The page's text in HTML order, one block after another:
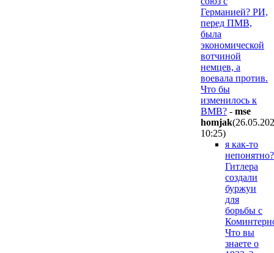
Германией? РИ,
перед ПМВ,
была
экономической
вотчиной
немцев, а
воевала против.
Что бы
изменилось к
ВМВ? - mse
homjak
10:25)
я как-то
непонятно?
Гитлера
создали
буржуи
для
борьбы с
Что вы
знаете о